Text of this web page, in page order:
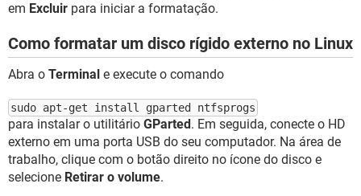
em Excluir para iniciar a formatação.
Como formatar um disco rígido externo no Linux
Abra o Terminal e execute o comando
sudo apt-get install gparted ntfsprogs
para instalar o utilitário GParted. Em seguida, conecte o HD
externo em uma porta USB do seu computador. Na área de
trabalho, clique com o botão direito no ícone do disco e
selecione Retirar o volume.